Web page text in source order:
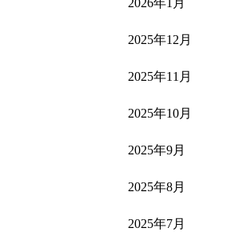
2026年1月
2025年12月
2025年11月
2025年10月
2025年9月
2025年8月
2025年7月